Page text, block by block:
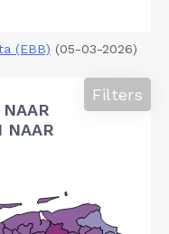
(EBB) (05-03-2026)
NAAR
Filters